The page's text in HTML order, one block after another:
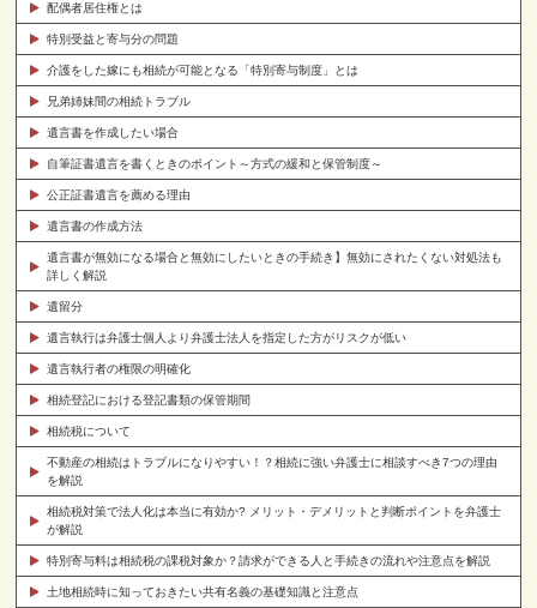
配偶者居住権とは
特別受益と寄与分の問題
介護をした嫁にも相続が可能となる「特別寄与制度」とは
兄弟姉妹間の相続トラブル
遺言書を作成したい場合
自筆証書遺言を書くときのポイント～方式の緩和と保管制度～
公正証書遺言を薦める理由
遺言書の作成方法
遺言書が無効になる場合と無効にしたいときの手続き】無効にされたくない対処法も
詳しく解説
遺留分
遺言執行は弁護士個人より弁護士法人を指定した方がリスクが低い
遺言執行者の権限の明確化
相続登記における登記書類の保管期間
相続税について
不動産の相続はトラブルになりやすい！？相続に強い弁護士に相談すべき7つの理由
を解説
相続税対策で法人化は本当に有効か? メリット・デメリットと判断ポイントを弁護士
が解説
特別寄与料は相続税の課税対象か？請求ができる人と手続きの流れや注意点を解説
土地相続時に知っておきたい共有名義の基礎知識と注意点